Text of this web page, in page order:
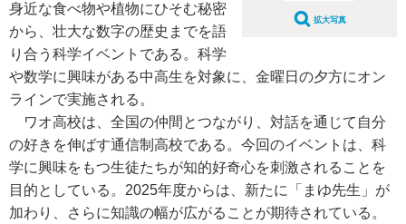
拡大写真
身近な食べ物や植物にひそむ秘密
から、壮大な数字の歴史までを語
り合う科学イベントである。科学
や数学に興味がある中高生を対象に、金曜日の夕方にオン
ラインで実施される。
ワオ高校は、全国の仲間とつながり、対話を通じて自分
の好きを伸ばす通信制高校である。今回のイベントは、科
学に興味をもつ生徒たちが知的好奇心を刺激されることを
目的としている。2025年度からは、新たに「まゆ先生」が
加わり、さらに知識の幅が広がることが期待されている。